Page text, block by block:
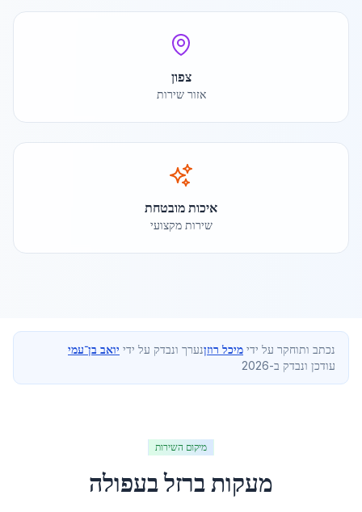
צפון
אזור שירות
איכות מובטחת
שירות מקצועי
נכתב ותוחקר על ידי מיכל רוזןנערך ונבדק על ידי יואב בן־עמי
עודכן ונבדק ב-2026
מיקום השירות
מעקות ברזלבעפולה